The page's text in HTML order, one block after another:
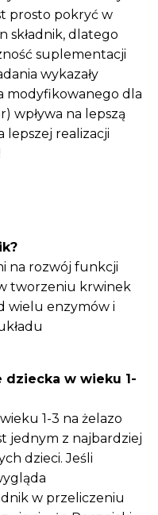
prosto pokryć w
składnik, dlatego
suplementacji
wykazały
modyfikowanego dla
wpływa na lepszą
lepszej realizacji
na rozwój funkcji
tworzeniu krwinek
wielu enzymów i
w wieku 1-
1-3 na żelazo
jednym z najbardziej
dzieci. Jeśli
w przeliczeniu